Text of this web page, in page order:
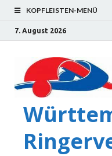
KOPFLEISTEN-MENÜ
7. August 2026